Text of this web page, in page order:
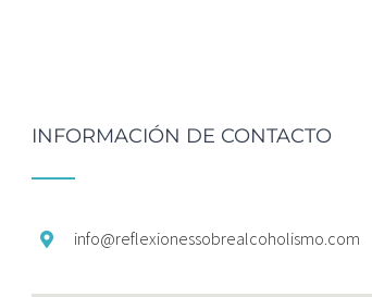
INFORMACIÓN DE CONTACTO
info@reflexionessobrealcoholismo. com